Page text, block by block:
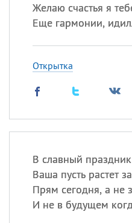
Желаю счастья я
Еще гармонии,
Открытка
В славный
Ваша пусть растет
Прям сегодня, а не
И не в будущем